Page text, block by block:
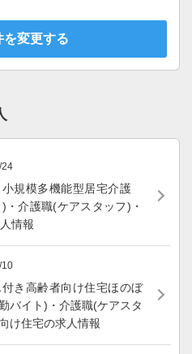
を変更する
24
規模多機能型居宅介護
介護職(ケアスタッフ)・
情報
10
き高齢者向け住宅ほのぼ
バイト)・介護職(ケアスタ
け住宅の求人情報